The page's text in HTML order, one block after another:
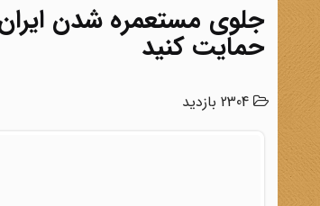
جلوی مستعمره شدن
حمایت کنید